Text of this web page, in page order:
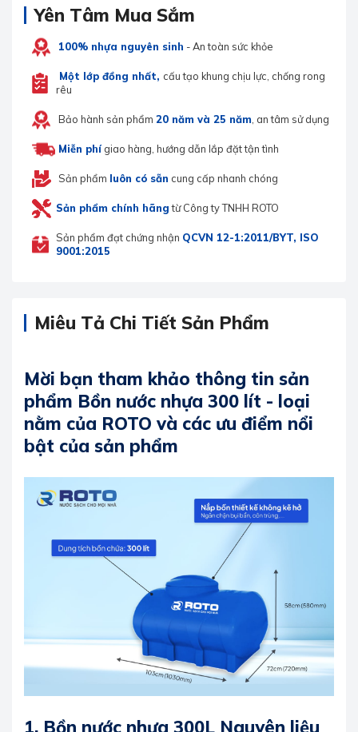
Yên Tâm Mua Sắm
100% nhựa nguyên sinh - An toàn sức khỏe
Một lớp đồng nhất, cấu tạo khung chịu lực, chống rong
rêu
Bảo hành sản phẩm 20 năm và 25 năm, an tâm sử dụng
Miễn phígiao hàng, hướng dẫn lắp đặt tận tình
Sản phẩm luôn có sẵn cung cấp nhanh chóng
Sản phẩm chính hãngtừ Công ty TNHH ROTO
Sản phẩm đạt chứng nhận QCVN 12-1:2011/BYT, ISO
9001:2015
Miêu Tả Chi Tiết Sản Phẩm
Mời bạn tham khảo thông tin sản
phẩm Bồn nước nhựa 300 lít - loại
nằm của ROTO và các ưu điểm nổi
bật của sản phẩm
1. Bồn nước nhựa 300L Nguyên liệu